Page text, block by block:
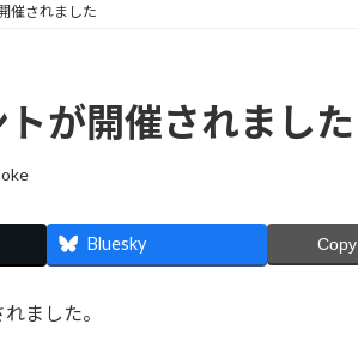
催されました
が開催されました
Bluesky Copy
ました。